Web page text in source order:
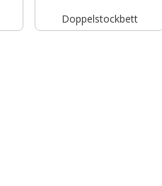
Doppelstockbett